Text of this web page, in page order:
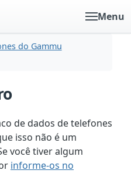
Menu
do Gammu
de dados de telefones
isso não é um
você tiver algum
informe-os no